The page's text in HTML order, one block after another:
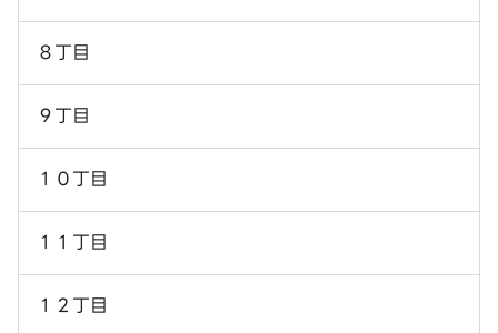
８丁目
９丁目
１０丁目
１１丁目
１２丁目